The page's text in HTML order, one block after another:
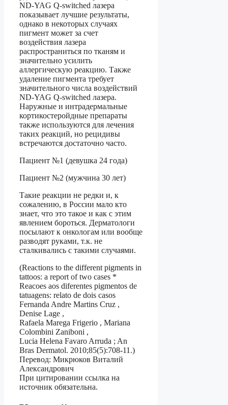
ND-YAG Q-switched лазера
показывает лучшие результаты,
однако в некоторых случаях
пигмент может за счет
воздействия лазера
распространиться по тканям и
значительно усилить
аллергическую реакцию. Также
удаление пигмента требует
значительного числа воздействий
ND-YAG Q-switched лазера.
Наружные и интрадермальные
кортикостеройдные препараты
также используются для лечения
таких реакций, но рецидивы
встречаются достаточно часто.
Пациент №1 (девушка 24 года)
Пациент №2 (мужчина 30 лет)
Такие реакции не редки и, к
сожалению, в России мало кто
знает, что это такое и как с этим
явлением бороться. Дерматологи
посылают к онкологам или вообще
разводят руками, т.к. не
сталкивались с такими случаями.
(Reactions to the different pigments in
tattoos: a report of two cases *
Reacoes aos diferentes pigmentos de
tatuagens: relato de dois casos
Fernanda Andre Martins Cruz ,
Denise Lage ,
Rafaela Marega Frigerio , Mariana
Colombini Zaniboni ,
Lucia Helena Favaro Arruda ; An
Bras Dermatol. 2010;85(5):708-11.)
Перевод: Микрюков Виталий
Александрович
При цитировании ссылка на
источник обязательна.